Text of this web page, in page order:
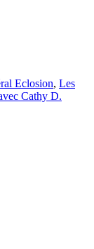
Eclosion, Les
Cathy D.